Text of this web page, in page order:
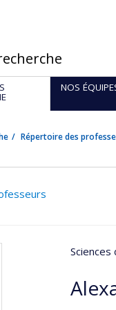
NOS
Répertoire des
Sciences